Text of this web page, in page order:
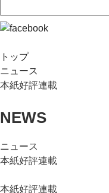
トップ
ニュース
本紙好評連載
NEWS
ニュース
本紙好評連載
本紙好評連載